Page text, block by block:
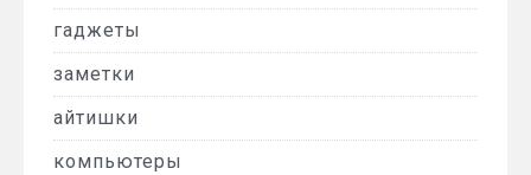
гаджеты
заметки
айтишки
компьютеры